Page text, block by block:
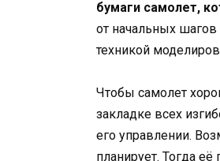
бумаги самолет,
от начальных
техникой
Чтобы самолет
закладке всех
его управлении.
планирует. Тогда